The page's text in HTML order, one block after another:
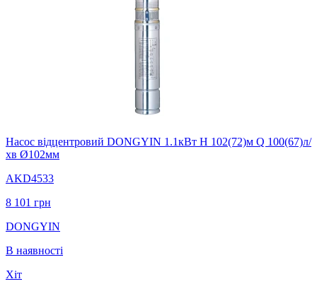
Насос вiдцентровий DONGYIN 1.1кВт H 102(72)м Q 100(67)л/
хв Ø102мм
AKD4533
8 101 грн
DONGYIN
В наявності
Хіт